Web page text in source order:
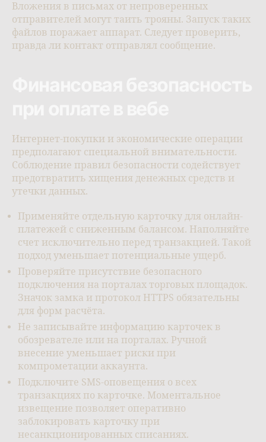
Вложения в письмах от непроверенных
отправителей могут таить трояны. Запуск таких
файлов поражает аппарат. Следует проверить,
правда ли контакт отправлял сообщение.
Интернет-покупки и экономические операции
предполагают специальной внимательности.
Соблюдение правил безопасности содействует
предотвратить хищения денежных средств и
утечки данных.
Применяйте отдельную карточку для онлайн-
платежей с сниженным балансом. Наполняйте
счет исключительно перед транзакцией. Такой
подход уменьшает потенциальные ущерб.
Проверяйте присутствие безопасного
подключения на порталах торговых площадок.
Значок замка и протокол HTTPS обязательны
для форм расчёта.
Не записывайте информацию карточек в
обозревателе или на порталах. Ручной
внесение уменьшает риски при
компрометации аккаунта.
Подключите SMS-оповещения о всех
транзакциях по карточке. Моментальное
извещение позволяет оперативно
заблокировать карточку при
несанкционированных списаниях.